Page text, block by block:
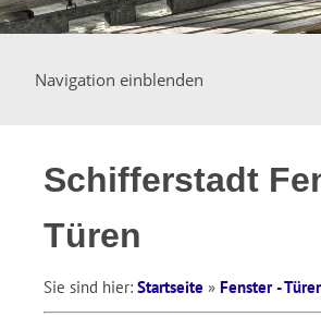
Navigation einblenden
Schifferstadt
Türen
Sie sind hier: Startseite » Fenster -